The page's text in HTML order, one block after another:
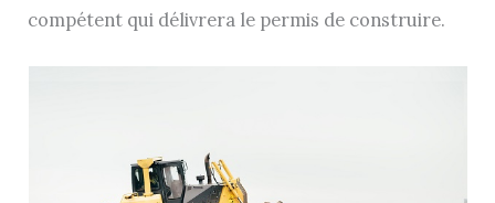
compétent qui délivrera le permis de construire.